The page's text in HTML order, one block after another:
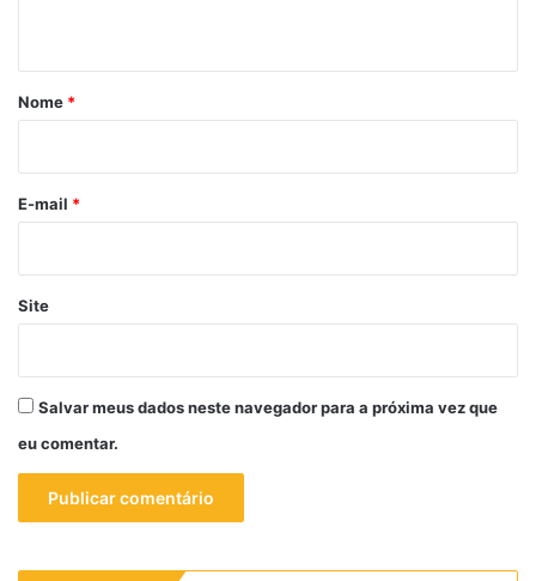
r
*
Nome *
E-mail *
Site
Salvar meus dados neste navegador para a próxima vez que
eu comentar.